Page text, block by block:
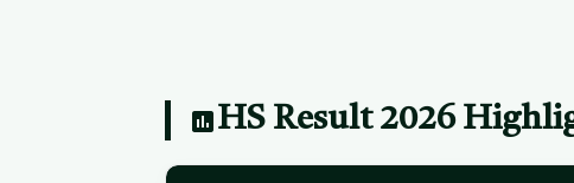
HS Result 2026